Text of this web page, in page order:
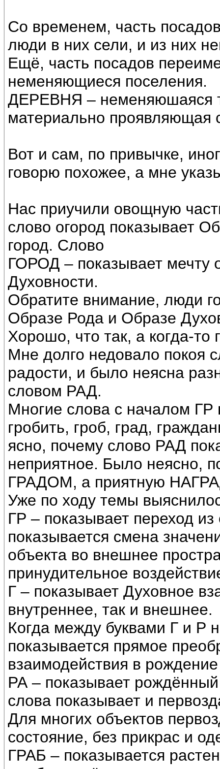
Со временем, часть
люди в них сели, и из них
Ещё, часть посадов
неменяющиеся поселения.
ДЕРЕВНЯ – неменяюшаяся
материально проявляющая
Вот и сам, по привычке,
говорю похожее, а мне
Нас приучили овощную
слово огород показывает
город. Слово
ГОРОД – показывает мечту
Духовности.
Обратите внимание, люди
Образе Рода и Образе
Хорошо, что так, а когда-
Мне долго недовало покоя
радости, и было неясна
словом РАД.
Многие слова с началом ГР
гробить, гроб, град,
ясно, почему слово РАД
неприятное. Было неясно,
ГРАДОМ, а приятную
Уже по ходу темы
ГР – показывает переход из
показывается смена
объекта во внешнее
принудительное
Г – показывает Духовное
внутреннее, так и внешнее.
Когда между буквами Г и Р
показывается прямое
взаимодействия в
РА – показывает
слова показывает и
Для многих объектов
состояние, без прикрас и
ГРАБ – показывается